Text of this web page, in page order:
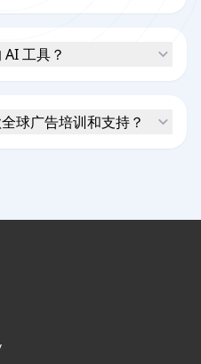
工具？
球广告培训和支持？